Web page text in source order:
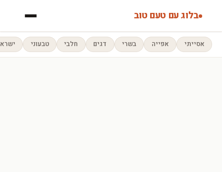
בלוג עם טעם טוב
אסייתי אפייה בשרי דגים חלבי טבעוני